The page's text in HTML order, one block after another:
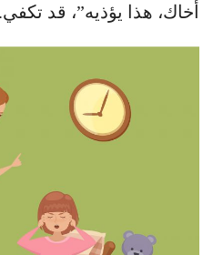
أخاك، هذا يؤذيه”، قد تكفي.